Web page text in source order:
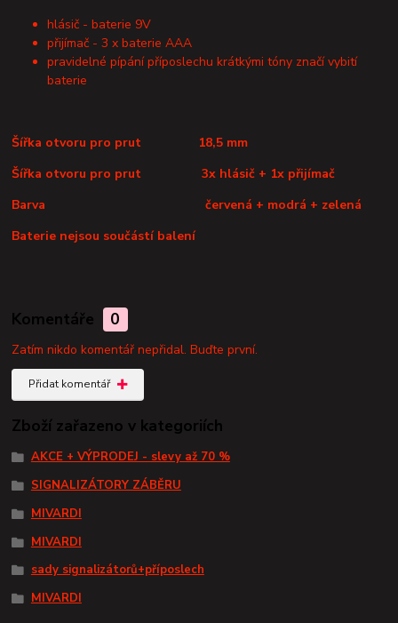
hlásič - baterie 9V
přijímač - 3 x baterie AAA
pravidelné pípání příposlechu krátkými tóny značí vybití
baterie
Šířka otvoru pro prut 18,5 mm
Šířka otvoru pro prut 3x hlásič + 1x přijímač
Barva červená + modrá + zelená
Baterie nejsou součástí balení
Komentáře 0
Zatím nikdo komentář nepřidal. Buďte první.
Přidat komentář
Zboží zařazeno v kategoriích
AKCE + VÝPRODEJ - slevy až 70 %
SIGNALIZÁTORY ZÁBĚRU
MIVARDI
MIVARDI
sady signalizátorů+příposlech
MIVARDI